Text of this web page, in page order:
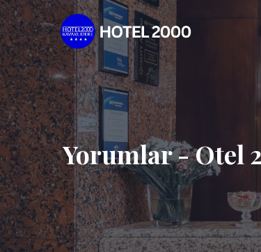
Yorumlar - Otel